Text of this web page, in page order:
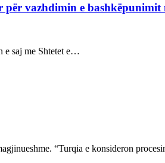
vazhdimin e bashkëpunimit
e saj me Shtetet e…
“Turqia e konsideron